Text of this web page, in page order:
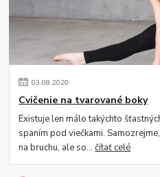
03.08.2020
Cvičenie na tvarované boky
Existuje len málo takýchto
spaním pod viečkami.
na bruchu, ale so...čítať celé